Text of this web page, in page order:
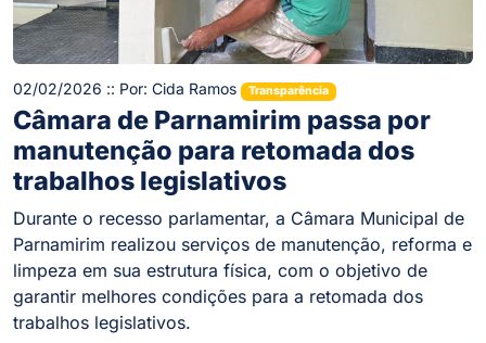
02/02/2026 :: Por: Cida Ramos Transparência
Câmara de Parnamirim passa por
manutenção para retomada dos
trabalhos legislativos
Durante o recesso parlamentar, a Câmara Municipal de
Parnamirim realizou serviços de manutenção, reforma e
limpeza em sua estrutura física, com o objetivo de
garantir melhores condições para a retomada dos
trabalhos legislativos.